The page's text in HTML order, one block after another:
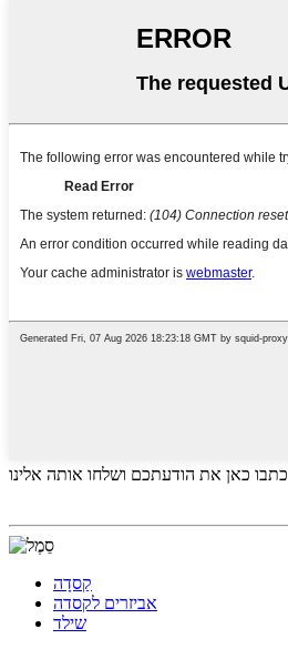
כתבו כאן את הודעתכם ושלחו אותה אלינו
קַסדָה
אביזרים לקסדה
שילד